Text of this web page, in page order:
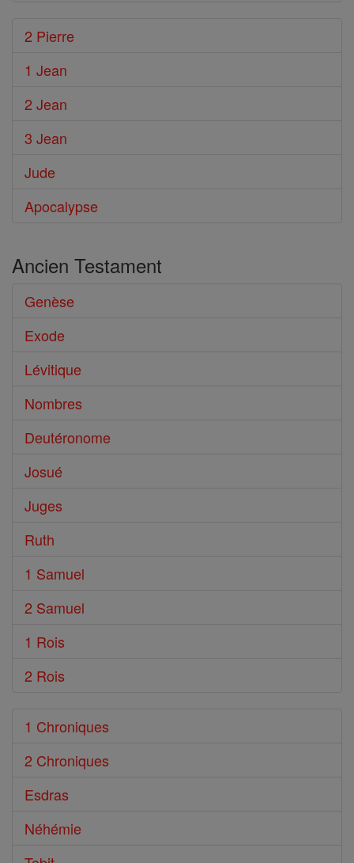
2 Pierre
1 Jean
2 Jean
3 Jean
Jude
Apocalypse
Ancien Testament
Genèse
Exode
Lévitique
Nombres
Deutéronome
Josué
Juges
Ruth
1 Samuel
2 Samuel
1 Rois
2 Rois
1 Chroniques
2 Chroniques
Esdras
Néhémie